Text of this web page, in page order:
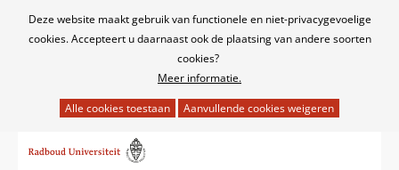
Cookies
Deze website maakt gebruik van functionele en niet-privacygevoelige
cookies. Accepteert u daarnaast ook de plaatsing van andere soorten
cookies?
Meer informatie.
het
naar